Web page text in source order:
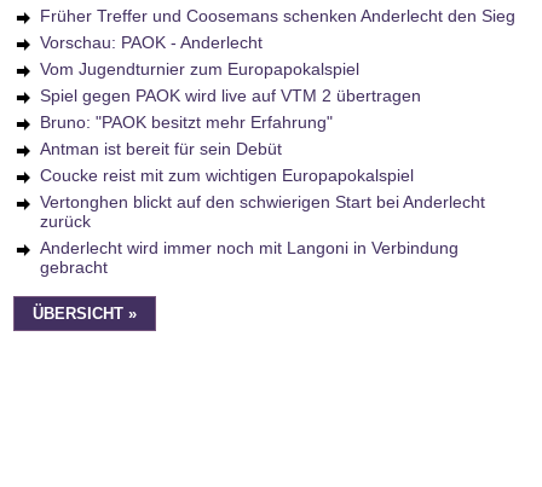
Früher Treffer und Coosemans schenken Anderlecht den Sieg
Vorschau: PAOK - Anderlecht
Vom Jugendturnier zum Europapokalspiel
Spiel gegen PAOK wird live auf VTM 2 übertragen
Bruno: "PAOK besitzt mehr Erfahrung"
Antman ist bereit für sein Debüt
Coucke reist mit zum wichtigen Europapokalspiel
Vertonghen blickt auf den schwierigen Start bei Anderlecht
zurück
Anderlecht wird immer noch mit Langoni in Verbindung
gebracht
ÜBERSICHT »